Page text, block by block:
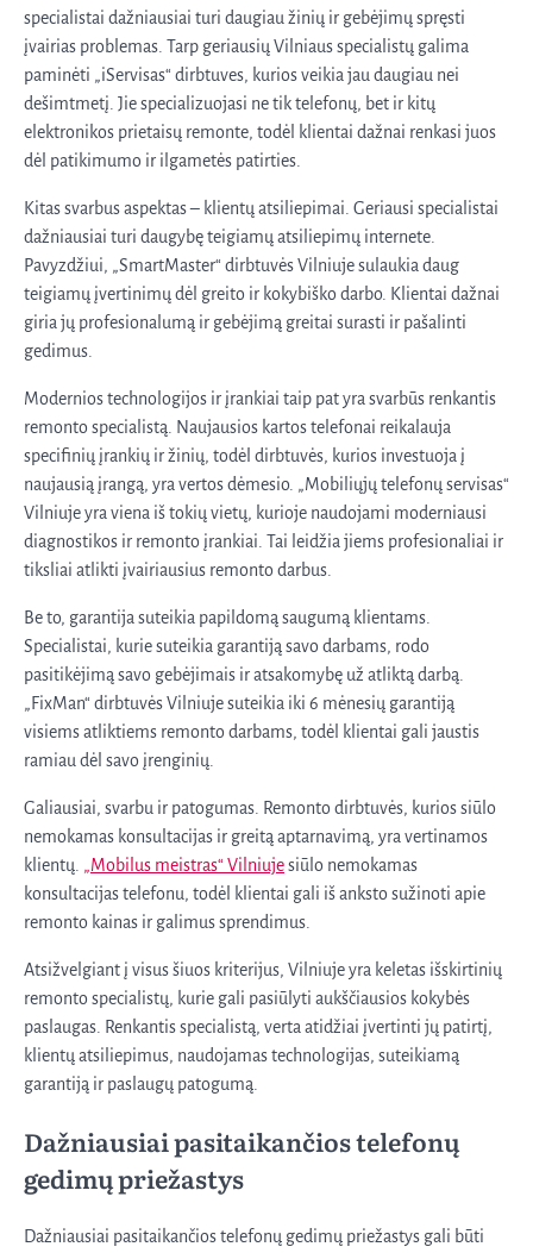
specialistai dažniausiai turi daugiau žinių ir gebėjimų spręsti
įvairias problemas. Tarp geriausių Vilniaus specialistų galima
paminėti „iServisas“ dirbtuves, kurios veikia jau daugiau nei
dešimtmetį. Jie specializuojasi ne tik telefonų, bet ir kitų
elektronikos prietaisų remonte, todėl klientai dažnai renkasi juos
dėl patikimumo ir ilgametės patirties.
Kitas svarbus aspektas – klientų atsiliepimai. Geriausi specialistai
dažniausiai turi daugybę teigiamų atsiliepimų internete.
Pavyzdžiui, „SmartMaster“ dirbtuvės Vilniuje sulaukia daug
teigiamų įvertinimų dėl greito ir kokybiško darbo. Klientai dažnai
giria jų profesionalumą ir gebėjimą greitai surasti ir pašalinti
gedimus.
Modernios technologijos ir įrankiai taip pat yra svarbūs renkantis
remonto specialistą. Naujausios kartos telefonai reikalauja
specifinių įrankių ir žinių, todėl dirbtuvės, kurios investuoja į
naujausią įrangą, yra vertos dėmesio. „Mobiliųjų telefonų servisas“
Vilniuje yra viena iš tokių vietų, kurioje naudojami moderniausi
diagnostikos ir remonto įrankiai. Tai leidžia jiems profesionaliai ir
tiksliai atlikti įvairiausius remonto darbus.
Be to, garantija suteikia papildomą saugumą klientams.
Specialistai, kurie suteikia garantiją savo darbams, rodo
pasitikėjimą savo gebėjimais ir atsakomybę už atliktą darbą.
„FixMan“ dirbtuvės Vilniuje suteikia iki 6 mėnesių garantiją
visiems atliktiems remonto darbams, todėl klientai gali jaustis
ramiau dėl savo įrenginių.
Galiausiai, svarbu ir patogumas. Remonto dirbtuvės, kurios siūlo
nemokamas konsultacijas ir greitą aptarnavimą, yra vertinamos
klientų. „Mobilus meistras“ Vilniujesiūlo nemokamas
konsultacijas telefonu, todėl klientai gali iš anksto sužinoti apie
remonto kainas ir galimus sprendimus.
Atsižvelgiant į visus šiuos kriterijus, Vilniuje yra keletas išskirtinių
remonto specialistų, kurie gali pasiūlyti aukščiausios kokybės
paslaugas. Renkantis specialistą, verta atidžiai įvertinti jų patirtį,
klientų atsiliepimus, naudojamas technologijas, suteikiamą
garantiją ir paslaugų patogumą.
Dažniausiai pasitaikančios telefonų
gedimų priežastys
Dažniausiai pasitaikančios telefonų gedimų priežastys gali būti